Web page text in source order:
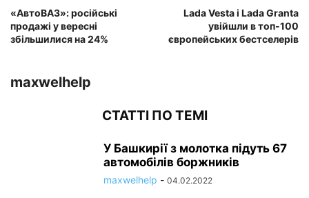
«АвтоВАЗ»: російські
продажі у вересні
збільшилися на 24%
Lada Vesta і Lada Granta
увійшли в топ-100
європейських бестселерів
maxwelhelp
СТАТТІ ПО ТЕМІ
У Башкирії з молотка підуть 67
автомобілів боржників
maxwelhelp - 04.02.2022